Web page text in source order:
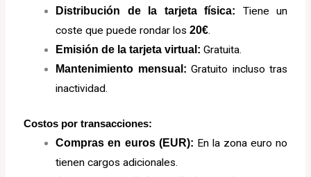
Distribución de la tarjeta física:
Tiene un
coste que puede rondar los20€.
Emisión de la tarjeta virtual: Gratuita.
Mantenimiento mensual: Gratuito incluso tras
inactividad.
Costos por transacciones:
Compras en euros (EUR): En la zona euro no
tienen cargos adicionales.